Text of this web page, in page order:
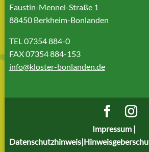
Faustin-Mennel-Straße 1
88450 Berkheim-Bonlanden
TEL 07354 884-0
FAX 07354 884-153
info@kloster-bonlanden.de
Impressum |